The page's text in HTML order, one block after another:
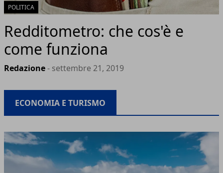
POLITICA
Redditometro: che cos'è e
come funziona
Redazione- settembre 21, 2019
ECONOMIA E TURISMO